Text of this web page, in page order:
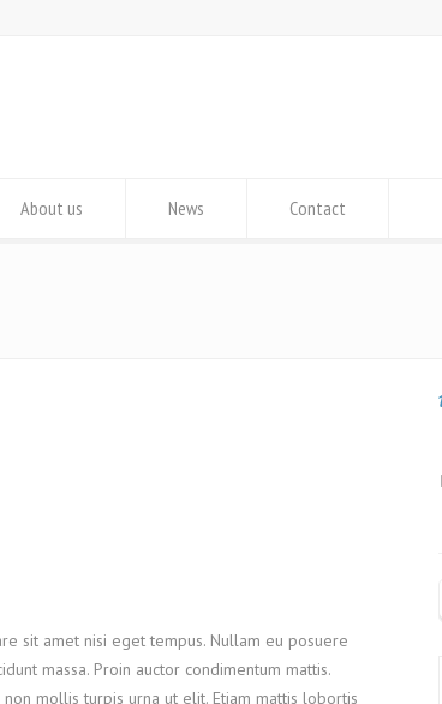
About us News Contact
sit amet nisi eget tempus. Nullam eu posuere
massa. Proin auctor condimentum mattis.
mollis turpis urna ut elit. Etiam mattis lobortis